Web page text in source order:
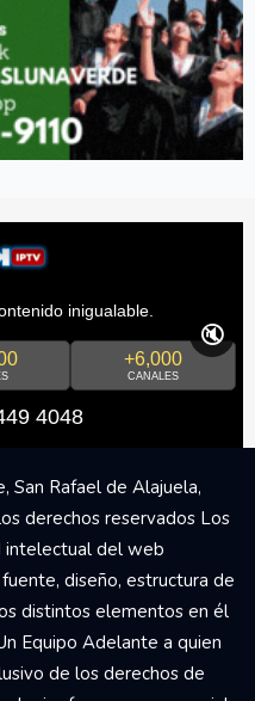
inigualable.
+6,000
CANALES
4048
🔇
San Rafael de Alajuela,
derechos reservados Los
intelectual del web
diseño, estructura de
distintos elementos en él
Equipo Adelante a quien
de los derechos de